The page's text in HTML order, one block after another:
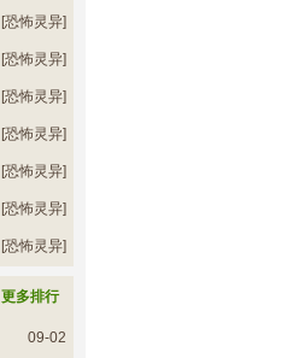
[恐怖灵异]
[恐怖灵异]
[恐怖灵异]
[恐怖灵异]
[恐怖灵异]
[恐怖灵异]
[恐怖灵异]
更多排行
09-02